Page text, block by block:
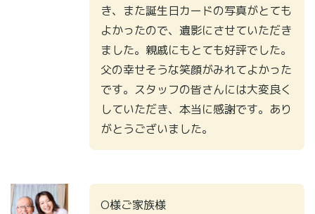
き、また誕生日カードの写真がとても
よかったので、遺影にさせていただき
ました。親戚にもとても好評でした。
父の幸せそうな笑顔がみれてよかった
です。スタッフの皆さんには大変良く
していただき、本当に感謝です。あり
がとうございました。
O様ご家族様